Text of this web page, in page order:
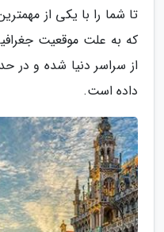
تا شما را با یکی از
که به علت موقعیت
داده است.